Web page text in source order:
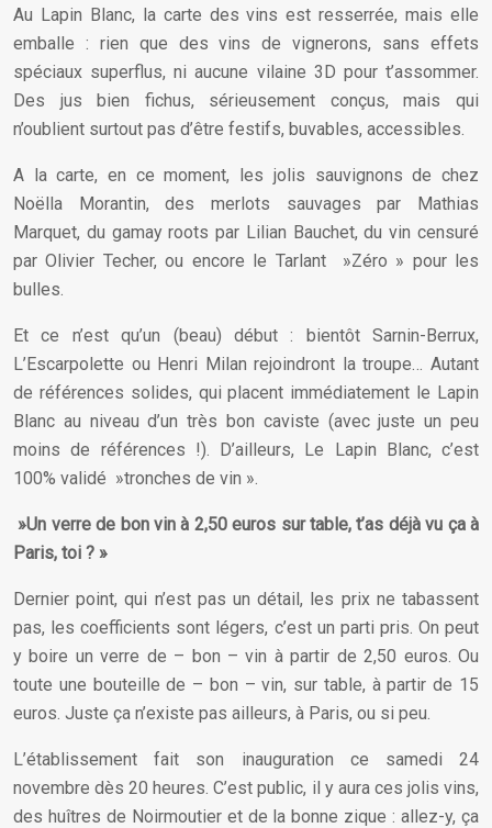
Au Lapin Blanc, la carte des vins est resserrée, mais elle
emballe : rien que des vins de vignerons, sans effets
spéciaux superflus, ni aucune vilaine 3D pour t’assommer.
Des jus bien fichus, sérieusement conçus, mais qui
n’oublient surtout pas d’être festifs, buvables, accessibles.
A la carte, en ce moment, les jolis sauvignons de chez
Noëlla Morantin, des merlots sauvages par Mathias
Marquet, du gamay roots par Lilian Bauchet, du vin censuré
par Olivier Techer, ou encore le Tarlant »Zéro » pour les
bulles.
Et ce n’est qu’un (beau) début : bientôt Sarnin-Berrux,
L’Escarpolette ou Henri Milan rejoindront la troupe… Autant
de références solides, qui placent immédiatement le Lapin
Blanc au niveau d’un très bon caviste (avec juste un peu
moins de références !). D’ailleurs, Le Lapin Blanc, c’est
100% validé »tronches de vin ».
»Un verre de bon vin à 2,50 euros sur table, t’as déjà vu ça à
Paris, toi ? »
Dernier point, qui n’est pas un détail, les prix ne tabassent
pas, les coefficients sont légers, c’est un parti pris. On peut
y boire un verre de – bon – vin à partir de 2,50 euros. Ou
toute une bouteille de – bon – vin, sur table, à partir de 15
euros. Juste ça n’existe pas ailleurs, à Paris, ou si peu.
L’établissement fait son inauguration ce samedi 24
novembre dès 20 heures. C’est public, il y aura ces jolis vins,
des huîtres de Noirmoutier et de la bonne zique : allez-y, ça